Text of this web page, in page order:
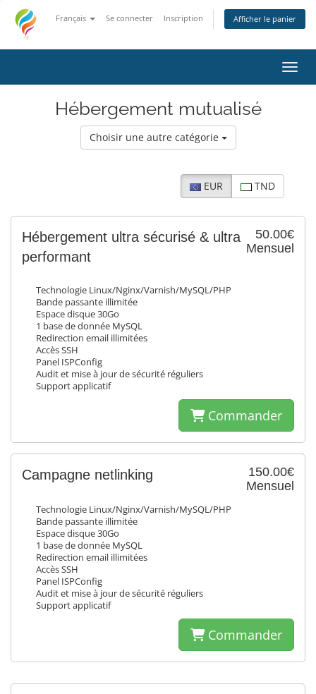
Français Se connecter Inscription Afficher le panier
Hébergement mutualisé
Choisir une autre catégorie
EUR TND
50.00€
Mensuel
Hébergement ultra sécurisé & ultra
performant
Technologie Linux/Nginx/Varnish/MySQL/PHP
Bande passante illimitée
Espace disque 30Go
1 base de donnée MySQL
Redirection email illimitées
Accès SSH
Panel ISPConfig
Audit et mise à jour de sécurité réguliers
Support applicatif
Commander
150.00€
Mensuel
Campagne netlinking
Technologie Linux/Nginx/Varnish/MySQL/PHP
Bande passante illimitée
Espace disque 30Go
1 base de donnée MySQL
Redirection email illimitées
Accès SSH
Panel ISPConfig
Audit et mise à jour de sécurité réguliers
Support applicatif
Commander